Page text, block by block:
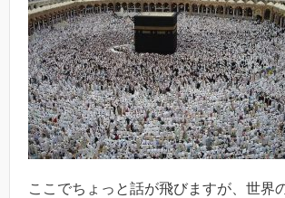
ここでちょっと話が飛びますが、世界